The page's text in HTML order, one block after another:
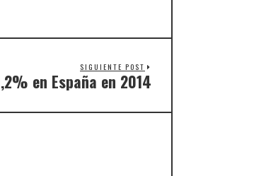
SIGUIENTE POST
en España en 2014